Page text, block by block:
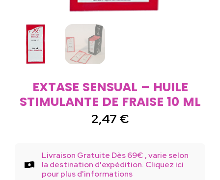
EXTASE SENSUAL – HUILE
STIMULANTE DE FRAISE 10 ML
2,47 €
Livraison Gratuite Dès 69€ , varie selon
la destination d'expédition. Cliquez ici
pour plus d'informations